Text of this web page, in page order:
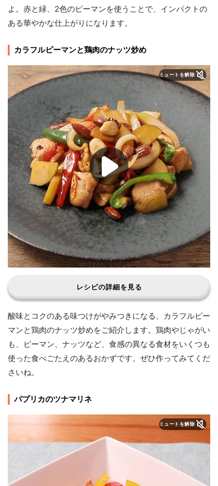
よ。赤と緑、2色のピーマンを使うことで、インパクトの
ある華やかな仕上がりになります。
カラフルピーマンと鶏肉のナッツ炒め
ミュートを解除
レシピの詳細を見る
酸味とコクのある味つけがやみつきになる、カラフルピー
マンと鶏肉のナッツ炒めをご紹介します。鶏肉やじゃがい
も、ピーマン、ナッツなど、食感の異なる食材をいくつも
使った食べごたえのあるおかずです。ぜひ作ってみてくだ
さいね。
パプリカのツナマリネ
ミュートを解除